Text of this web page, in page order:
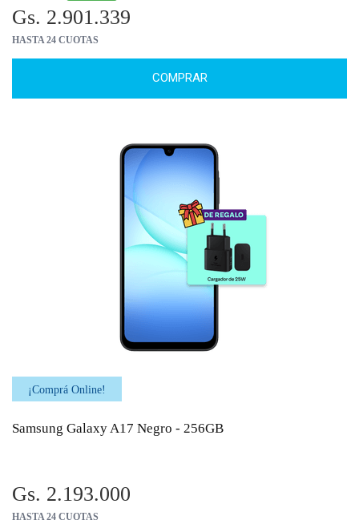
Gs. 2.901.339
HASTA 24 CUOTAS
COMPRAR
¡Comprá Online!
Samsung Galaxy A17 Negro - 256GB
Gs. 2.193.000
HASTA 24 CUOTAS